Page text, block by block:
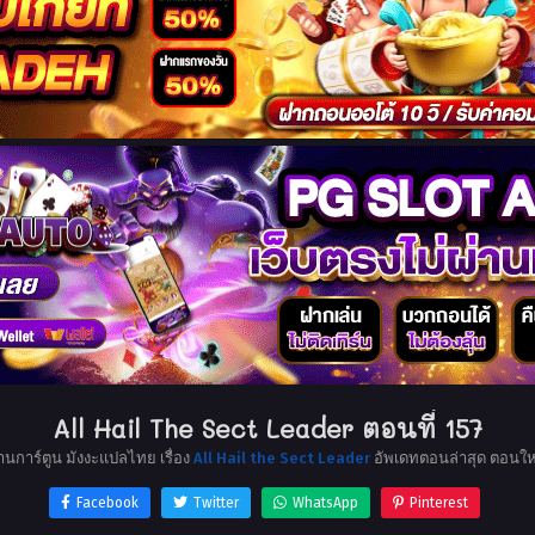
All Hail The Sect Leader ตอนที่ 157
นการ์ตูน มังงะแปลไทย เรื่อง All Hail the Sect Leader อัพเดทตอนล่าสุด ตอนใ
Facebook Twitter WhatsApp Pinterest